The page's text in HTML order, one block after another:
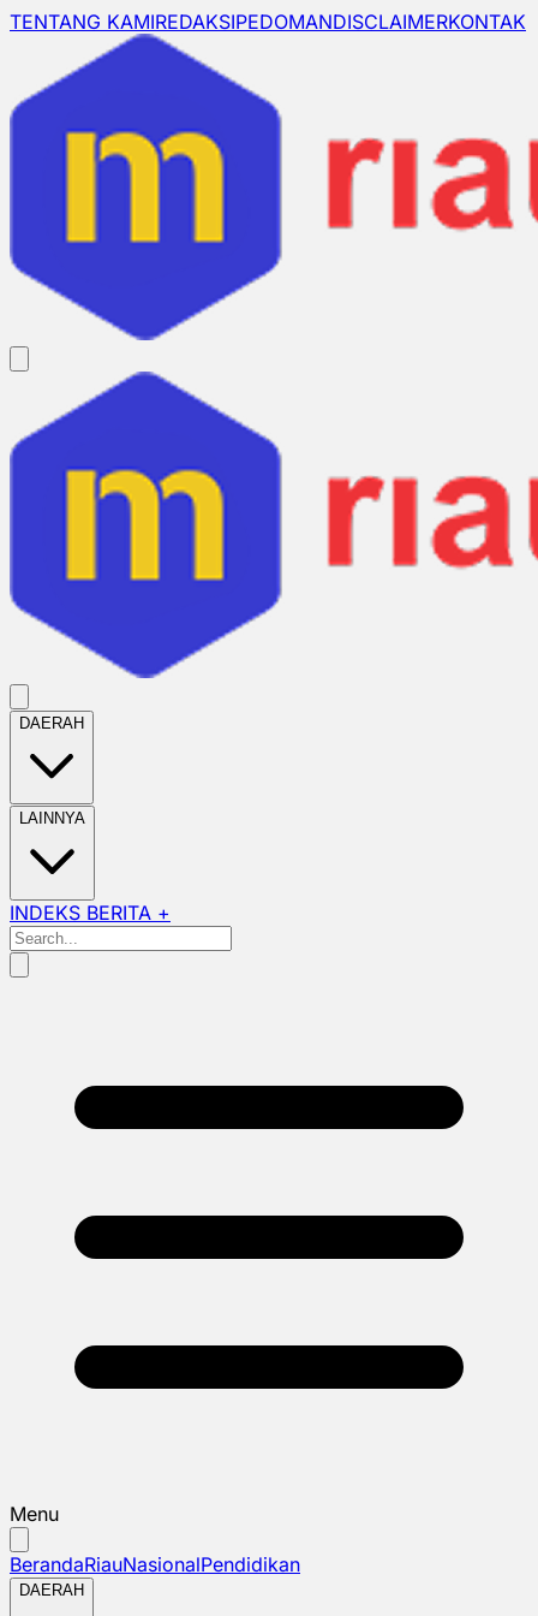
TENTANG KAMIREDAKSIPEDOMANDISCLAIMERKONTAK
DAERAH
LAINNYA
INDEKS BERITA +
Menu
BerandaRiauNasionalPendidikan
DAERAH